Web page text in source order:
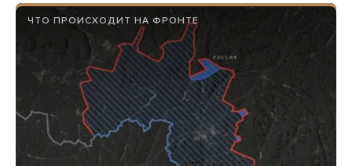
ЧТО ПРОИСХОДИТ НА ФРОНТЕ